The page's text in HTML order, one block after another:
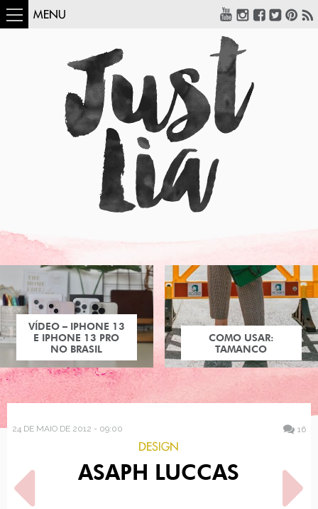
MENU
COMO USAR:
TAMANCO
24 DE MAIO DE 2012 - 09:00 16
DESIGN
ASAPH LUCCAS